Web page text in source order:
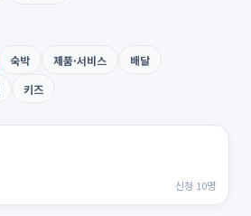
숙박 제품·서비스
배달
키즈
신청 10명